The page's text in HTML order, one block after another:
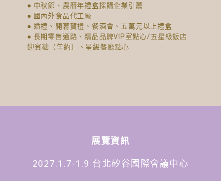
● 中秋節、農曆年禮盒採購企業引薦
● 國內外食品代工廠
● 婚禮、開幕賀禮、餐酒會、五萬元以上禮盒
● 長期零售通路、精品品牌VIP室點心/五星級飯店
迎賓糖（年約）、星級餐廳點心
展覽資訊
2027.1.7-1.9 台北矽谷國際會議中心